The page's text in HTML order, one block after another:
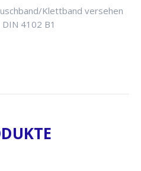
Klettband versehen
4102 B1